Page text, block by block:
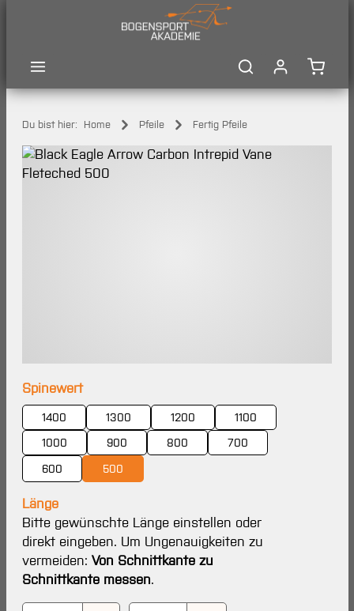
Du bist hier: Home Pfeile Fertig Pfeile
Bildergalerie überspringen
Spinewertauswählen
1400 1300 1200
1100
1000
900 800
700
600
500
Länge
Bitte gewünschte Länge einstellen oder
direkt eingeben. Um Ungenauigkeiten zu
vermeiden: Von Schnittkante zu
Schnittkante messen.